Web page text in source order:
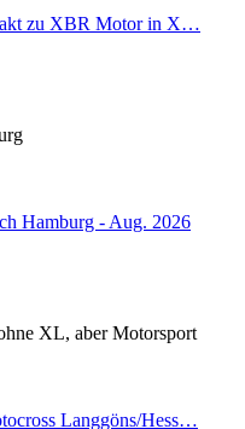
zu XBR Motor in X…
Hamburg - Aug. 2026
XL, aber Motorsport
Langgöns/Hess…